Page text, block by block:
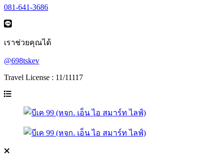
081-641-3686
เราช่วยคุณได้
@698tskev
Travel License : 11/11117